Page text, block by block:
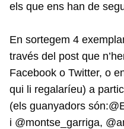
els que ens han de
En sortegem 4
través del post que
Facebook o Twitter, o
qui li regalaríeu) a
(els guanyadors
i @montse_garriga,